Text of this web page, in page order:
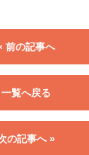
前の記事へ
一覧へ戻る
の記事へ »